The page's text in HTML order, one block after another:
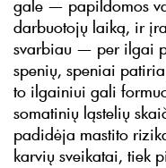
gale — papildomos
darbuotojų laiką, ir
svarbiau — per ilgai
spenių, speniai
to ilgainiui gali
somatinių ląstelių
padidėja mastito
karvių sveikatai, tiek